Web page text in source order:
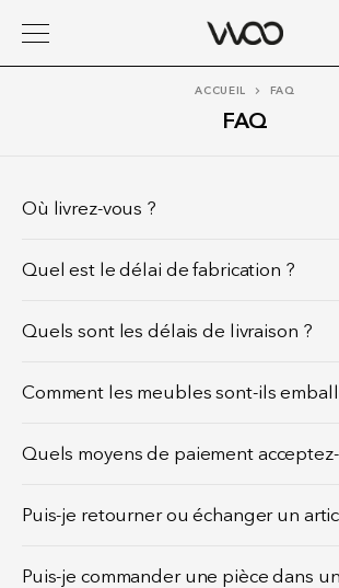
FAQ
ACCUEIL FAQ
Où livrez-vous ?
Quel est le délai de fabrication ?
Quels sont les délais de livraison ?
Comment les meubles sont-ils
Quels moyens de paiement
Puis-je retourner ou échanger un
Puis-je commander une pièce dans